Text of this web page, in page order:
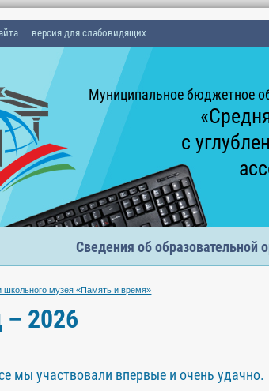
версия для слабовидящих
Муниципальное бюджетное
с
Сведения об образовательной
школьного музея «Память и время»
– 2026
мы участвовали впервые и очень удачно.